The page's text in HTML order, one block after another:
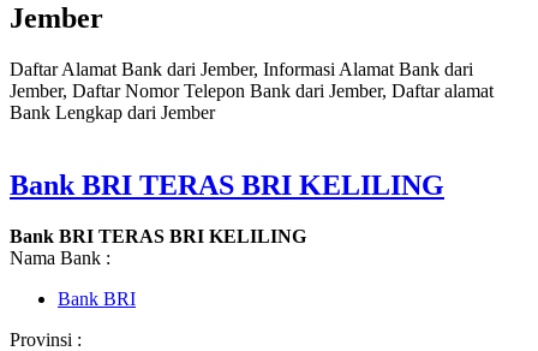
Jember
Daftar Alamat Bank dari Jember, Informasi Alamat Bank dari
Jember, Daftar Nomor Telepon Bank dari Jember, Daftar alamat
Bank Lengkap dari Jember
Bank BRI TERAS BRI KELILING
Bank BRI TERAS BRI KELILING
Nama Bank :
Bank BRI
Provinsi :